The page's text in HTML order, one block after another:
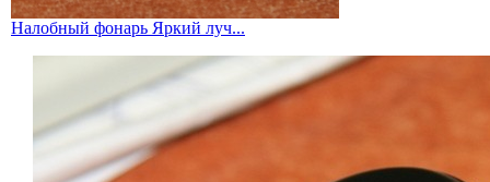
Налобный фонарь Яркий луч...